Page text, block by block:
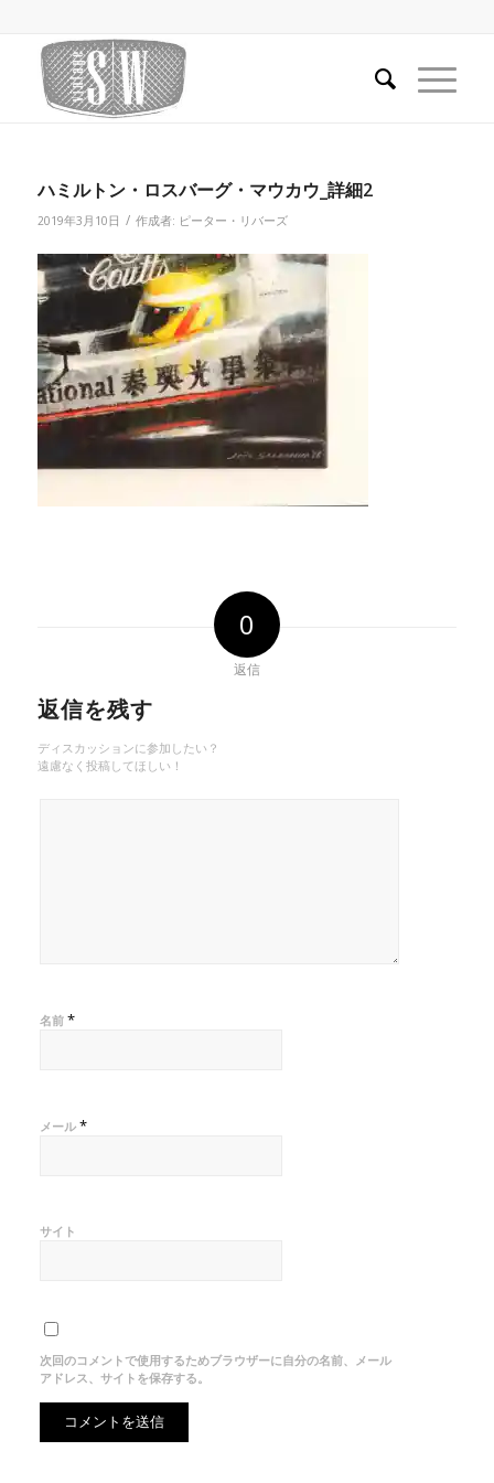
ハミルトン・ロスバーグ・マウカウ_詳細2
2019年3月10日 / 作成者: ピーター・リバーズ
0
返信
返信を残す
ディスカッションに参加したい？
遠慮なく投稿してほしい！
名前 *
メール *
サイト
次回のコメントで使用するためブラウザーに自分の名前、メール
アドレス、サイトを保存する。